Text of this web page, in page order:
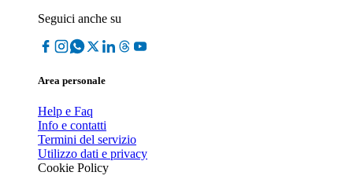
Seguici anche su
Area personale
Help e Faq
Info e contatti
Termini del servizio
Utilizzo dati e privacy
Cookie Policy